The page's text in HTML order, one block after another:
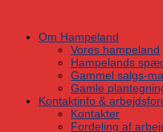
contentOm Hampeland
Vores hampeland
Hampelands
Gammel salgs-
Gamle
Kontaktinfo &
Kontakter
Fordeling af